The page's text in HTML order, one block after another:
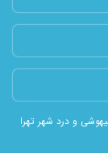
و درد شهر تهران